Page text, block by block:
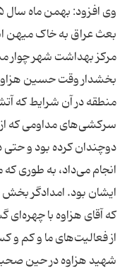
بعث عراق به خاک میهن
مرکز بهداشت شهر چوار
بخشدار وقت حسین هزاوه
منطقه در آن شرایط که
سرکشی‌های مداومی که از
دوچندان کرده بود و
انجام می‌داد، به طوری
ایشان بود. امدادگر بخش
که آقای هزاوه با
از فعالیت‌های ما و کم و
شهید هزاوه در حین